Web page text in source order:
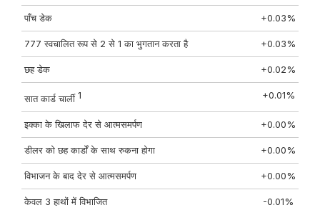
पाँच डेक +0.03%
777 स्वचालित रूप से 2 से 1 का भुगतान करता है +0.03%
छह डेक +0.02%
सात कार्ड चार्ली1 +0.01%
इक्का के खिलाफ देर से आत्मसमर्पण +0.00%
डीलर को छह कार्डों के साथ रुकना होगा +0.00%
विभाजन के बाद देर से आत्मसमर्पण +0.00%
केवल 3 हाथों में विभाजित -0.01%